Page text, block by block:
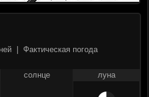
Фактическая погода
солнце луна